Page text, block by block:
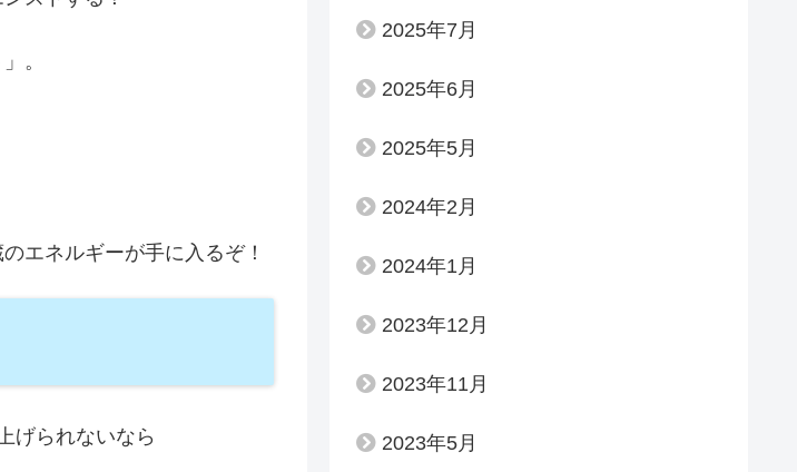
。
エネルギーが手に入るぞ！
げられないなら
2025年7月
2025年6月
2025年5月
2024年2月
2024年1月
2023年12月
2023年11月
2023年5月